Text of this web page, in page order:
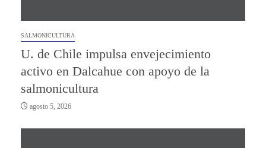
SALMONICULTURA
U. de Chile impulsa envejecimiento
activo en Dalcahue con apoyo de la
salmonicultura
agosto 5, 2026